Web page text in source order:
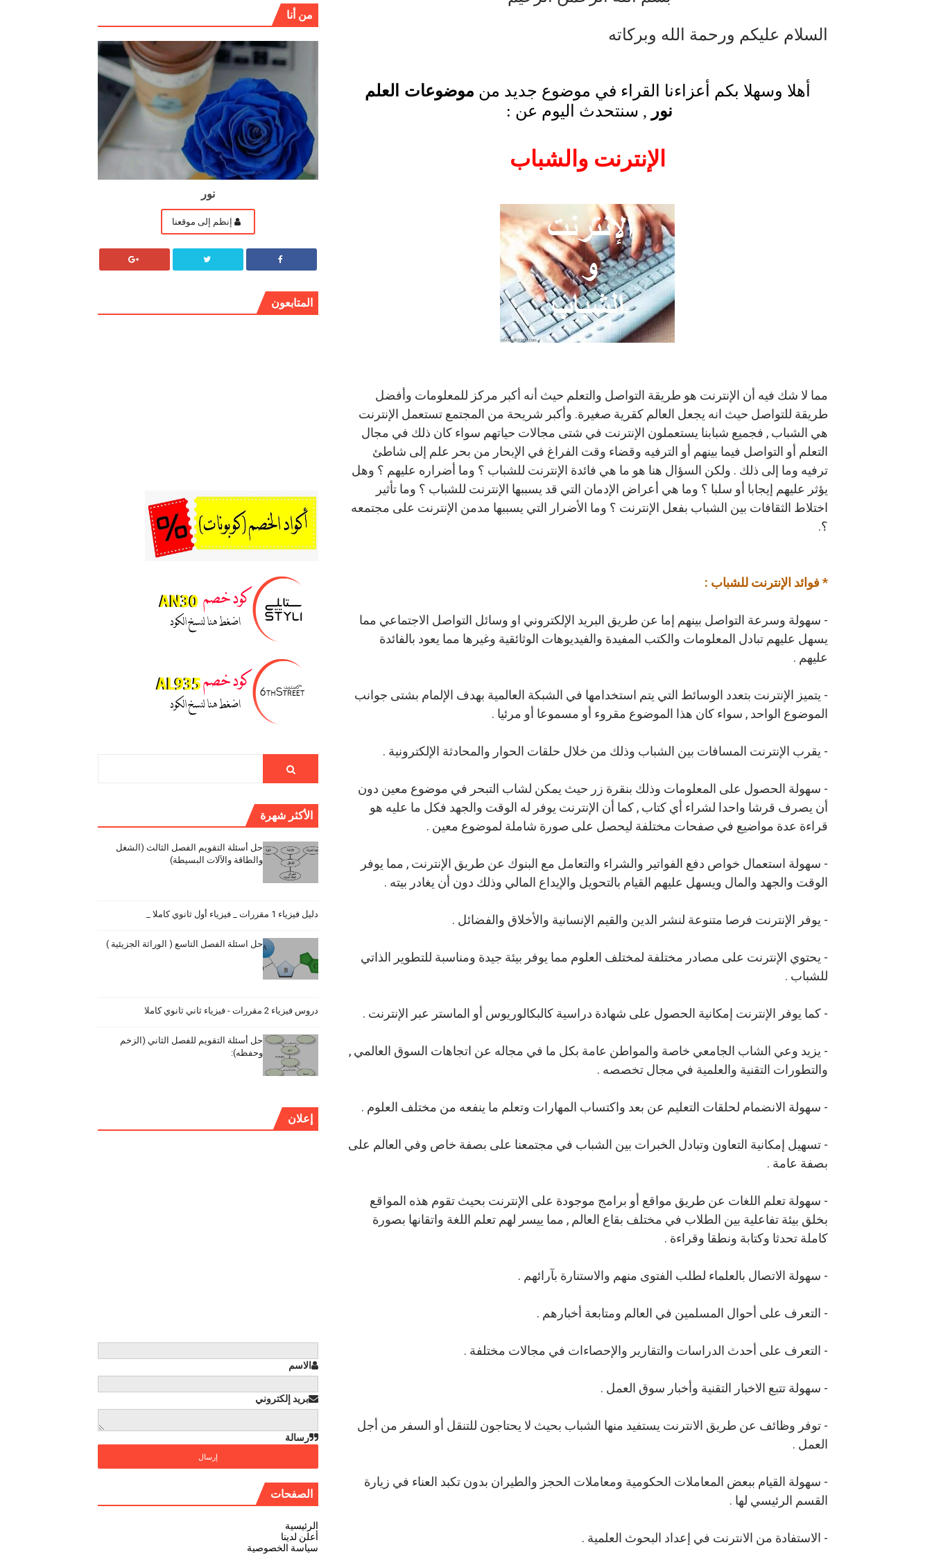
ORACLE 9i بالعربية – محمد - pdf
الانحراف المعياري وكيفية حسابه
السلام عليكم ورحمة الله وبركاته
أهلا وسهلا بكم أعزاءنا القراء في موضوع جديد من موضوعات العلم
نور , سنتحدث اليوم عن :
الإنترنت والشباب
مما لا شك فيه أن الإنترنت هو طريقة التواصل والتعلم حيث أنه أكبر مركز للمعلومات وأفضل
طريقة للتواصل حيث انه يجعل العالم كقرية صغيرة. وأكبر شريحة من المجتمع تستعمل الإنترنت
هي الشباب , فجميع شبابنا يستعملون الإنترنت في شتى مجالات حياتهم سواء كان ذلك في مجال
التعلم أو التواصل فيما بينهم أو الترفيه وقضاء وقت الفراغ في الإبحار من بحر علم إلى شاطئ
ترفيه وما إلى ذلك . ولكن السؤال هنا هو ما هي فائدة الإنترنت للشباب ؟ وما أضراره عليهم ؟ وهل
يؤثر عليهم إيجابا أو سلبا ؟ وما هي أعراض الإدمان التي قد يسببها الإنترنت للشباب ؟ وما تأثير
اختلاط الثقافات بين الشباب بفعل الإنترنت ؟ وما الأضرار التي يسببها مدمن الإنترنت على مجتمعه
؟.
* فوائد الإنترنت للشباب :
- سهولة وسرعة التواصل بينهم إما عن طريق البريد الإلكتروني او وسائل التواصل الاجتماعي مما
يسهل عليهم تبادل المعلومات والكتب المفيدة والفيديوهات الوثائقية وغيرها مما يعود بالفائدة
عليهم .
- يتميز الإنترنت بتعدد الوسائط التي يتم استخدامها في الشبكة العالمية بهدف الإلمام بشتى جوانب
الموضوع الواحد , سواء كان هذا الموضوع مقروء أو مسموعا أو مرئيا .
- يقرب الإنترنت المسافات بين الشباب وذلك من خلال حلقات الحوار والمحادثة الإلكترونية .
- سهولة الحصول على المعلومات وذلك بنقرة زر حيث يمكن لشاب التبحر في موضوع معين دون
أن يصرف قرشا واحدا لشراء أي كتاب , كما أن الإنترنت يوفر له الوقت والجهد فكل ما عليه هو
قراءة عدة مواضيع في صفحات مختلفة ليحصل على صورة شاملة لموضوع معين .
- سهولة استعمال خواص دفع الفواتير والشراء والتعامل مع البنوك عن طريق الإنترنت , مما يوفر
الوقت والجهد والمال ويسهل عليهم القيام بالتحويل والإيداع المالي وذلك دون أن يغادر بيته .
- يوفر الإنترنت فرصا متنوعة لنشر الدين والقيم الإنسانية والأخلاق والفضائل .
- يحتوي الإنترنت على مصادر مختلفة لمختلف العلوم مما يوفر بيئة جيدة ومناسبة للتطوير الذاتي
للشباب .
- كما يوفر الإنترنت إمكانية الحصول على شهادة دراسية كالبكالوريوس أو الماستر عبر الإنترنت .
- يزيد وعي الشاب الجامعي خاصة والمواطن عامة بكل ما في مجاله عن اتجاهات السوق العالمي ,
والتطورات التقنية والعلمية في مجال تخصصه .
- سهولة الانضمام لحلقات التعليم عن بعد واكتساب المهارات وتعلم ما ينفعه من مختلف العلوم .
- تسهيل إمكانية التعاون وتبادل الخبرات بين الشباب في مجتمعنا على بصفة خاص وفي العالم على
بصفة عامة .
- سهولة تعلم اللغات عن طريق مواقع أو برامج موجودة على الإنترنت بحيث تقوم هذه المواقع
بخلق بيئة تفاعلية بين الطلاب في مختلف بقاع العالم , مما ييسر لهم تعلم اللغة واتقانها بصورة
كاملة تحدثا وكتابة ونطقا وقراءة .
- سهولة الاتصال بالعلماء لطلب الفتوى منهم والاستنارة بآرائهم .
- التعرف على أحوال المسلمين في العالم ومتابعة أخبارهم .
- التعرف على أحدث الدراسات والتقارير والإحصاءات في مجالات مختلفة .
- سهولة تتبع الاخبار التقنية وأخبار سوق العمل .
- توفر وظائف عن طريق الانترنت يستفيد منها الشباب بحيث لا يحتاجون للتنقل أو السفر من أجل
العمل .
- سهولة القيام ببعض المعاملات الحكومية ومعاملات الحجز والطيران بدون تكبد العناء في زيارة
القسم الرئيسي لها .
- الاستفادة من الانترنت في إعداد البحوث العلمية .
من أنا
نور
إنظم إلى موقعنا
المتابعون
الأكثر شهرة
حل أسئلة التقويم الفصل الثالث (الشغل
والطاقة والآلات البسيطة)
دليل فيزياء 1 مقررات _ فيزياء أول ثانوي كاملا _
حل اسئلة الفصل التاسع ( الوراثة الجزيئية )
دروس فيزياء 2 مقررات - فيزياء ثاني ثانوي كاملا
حل أسئلة التقويم للفصل الثاني (الزخم
وحفظه):
إعلان
الاسم
بريد إلكتروني
رسالة
الصفحات
الرئيسية
أعلن لدينا
سياسة الخصوصية